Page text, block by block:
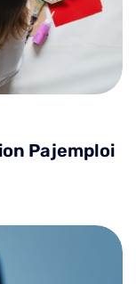
Pajemploi